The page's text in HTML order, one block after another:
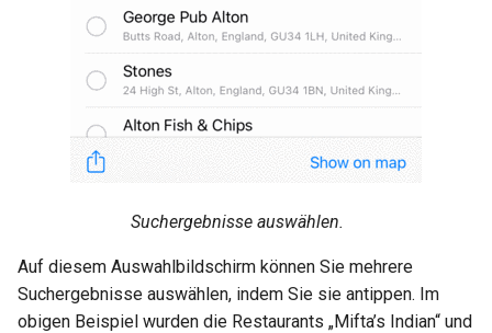
Suchergebnisse auswählen.
Auf diesem Auswahlbildschirm können Sie mehrere
Suchergebnisse auswählen, indem Sie sie antippen. Im
obigen Beispiel wurden die Restaurants „Mifta’s Indian“ und